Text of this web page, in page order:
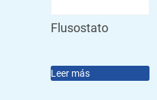
Flusostato
Leer más